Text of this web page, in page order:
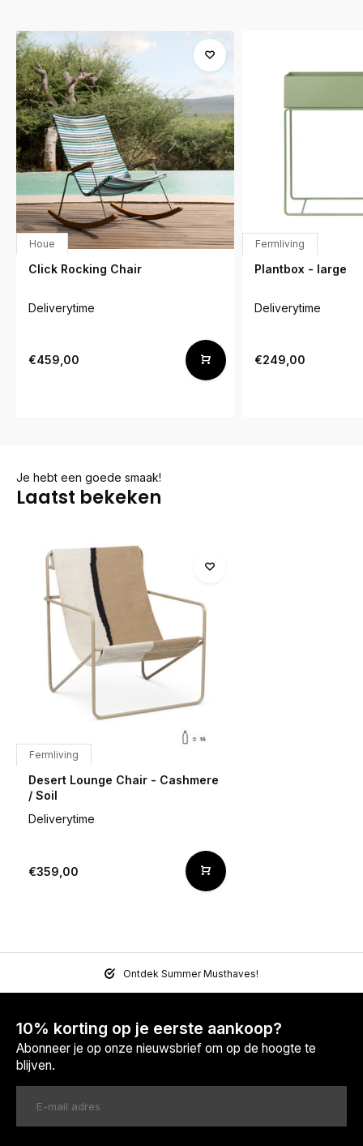
Houe
Click Rocking Chair
Deliverytime
€459,00
Fermliving
Plantbox - large
Deliverytime
€249,00
Je hebt een goede smaak!
Laatst bekeken
Fermliving
Desert Lounge Chair - Cashmere
/ Soil
Deliverytime
€359,00
Ontdek Summer Musthaves!
10% korting op je eerste aankoop?
Abonneer je op onze nieuwsbrief om op de hoogte te
blijven.